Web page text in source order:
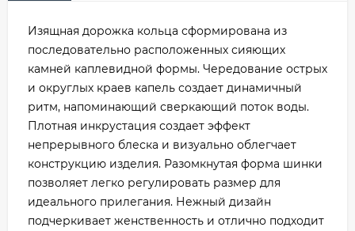
Изящная дорожка кольца сформирована из
последовательно расположенных сияющих
камней каплевидной формы. Чередование острых
и округлых краев капель создает динамичный
ритм, напоминающий сверкающий поток воды.
Плотная инкрустация создает эффект
непрерывного блеска и визуально облегчает
конструкцию изделия. Разомкнутая форма шинки
позволяет легко регулировать размер для
идеального прилегания. Нежный дизайн
подчеркивает женственность и отлично подходит